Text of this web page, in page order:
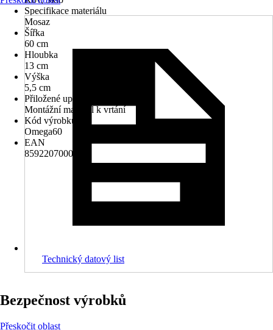
Specifikace materiálu
Mosaz
Šířka
60 cm
Hloubka
13 cm
Výška
5,5 cm
Přiložené upevnění
Montážní materiál k vrtání
Kód výrobku
Omega60
EAN
8592207000577
Technický datový list
Bezpečnost výrobků
Přeskočit oblast